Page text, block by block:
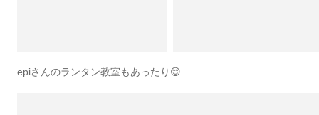
epiさんのランタン教室もあったり😊